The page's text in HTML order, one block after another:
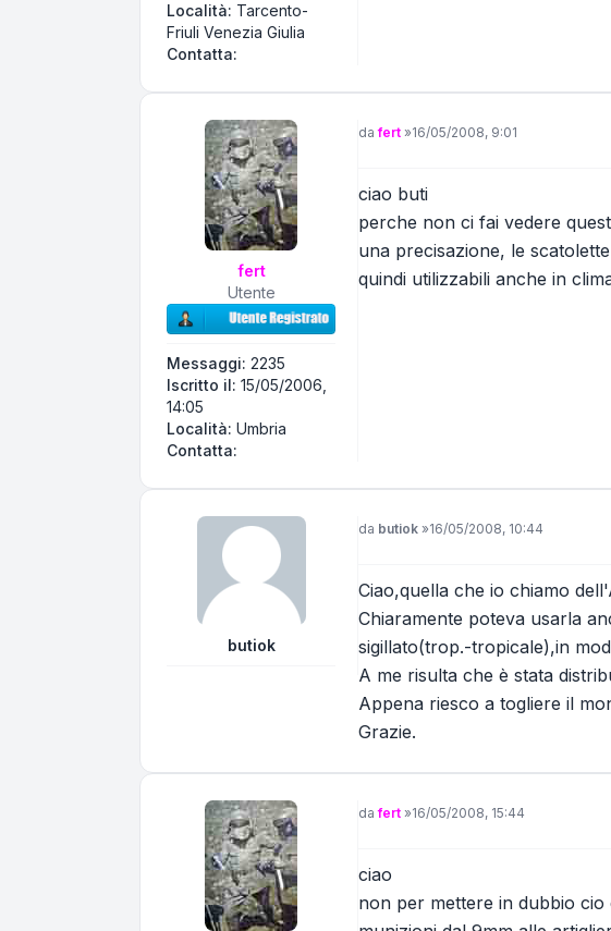
Località: Tarcento-
Friuli Venezia Giulia
Contatta:
fert
Utente
Messaggi: 2235
Iscritto il: 15/05/2006,
14:05
Località: Umbria
Contatta:
Messaggio
dafert »16/05/2008, 9:01
ciao buti
perche non ci fai vedere
una precisazione, le
quindi utilizzabili anche in
butiok
Messaggio
da butiok »16/05/2008, 10:44
Ciao,quella che io chiamo
Chiaramente poteva usarla
sigillato(trop.-tropicale),in
A me risulta che è stata
Appena riesco a togliere il
Grazie.
Messaggio
dafert »16/05/2008, 15:44
ciao
non per mettere in dubbio cio